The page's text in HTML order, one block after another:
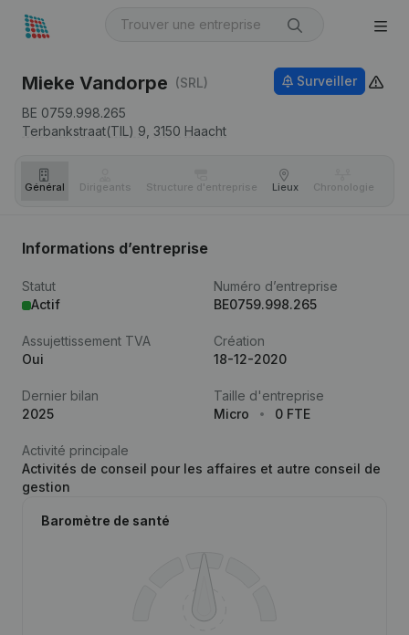
Mieke Vandorpe (SRL)
BE 0759.998.265
Terbankstraat(TIL) 9, 3150 Haacht
Surveiller
Général Dirigeants Structure d'entreprise Lieux Chronologie
Informations d’entreprise
Statut
Actif
Numéro d’entreprise
BE0759.998.265
Assujettissement TVA
Oui
Création
18-12-2020
Dernier bilan
2025
Taille d'entreprise
Micro
0 FTE
Activité principale
Activités de conseil pour les affaires et autre conseil de
gestion
Baromètre de santé